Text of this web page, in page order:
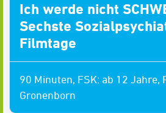
Ich werde nicht
Sechste
Filmtage
90 Minuten, FSK: ab 12 Jahre,
Gronenborn